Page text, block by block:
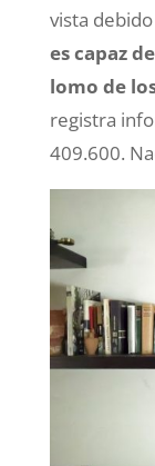
vista
es capaz
lomo de
registra
409.600.